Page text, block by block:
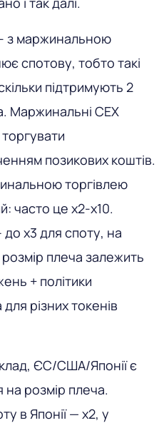
з маржинальною
спотову, тобто такі
підтримують 2
Маржинальні CEX
позикових коштів.
торгівлею
часто це х2-х10.
х3 для споту, на
плеча залежить
+ політики
різних токенів
ЄС/США/Японії є
розмір плеча.
в Японії — х2, у